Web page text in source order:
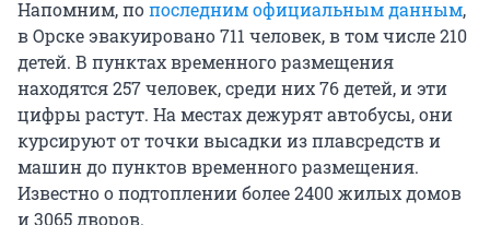
Напомним, попоследним официальным данным,
в Орске эвакуировано 711 человек, в том числе 210
детей. В пунктах временного размещения
находятся 257 человек, среди них 76 детей, и эти
цифры растут. На местах дежурят автобусы, они
курсируют от точки высадки из плавсредств и
машин до пунктов временного размещения.
Известно о подтоплении более 2400 жилых домов
и 3065 дворов.